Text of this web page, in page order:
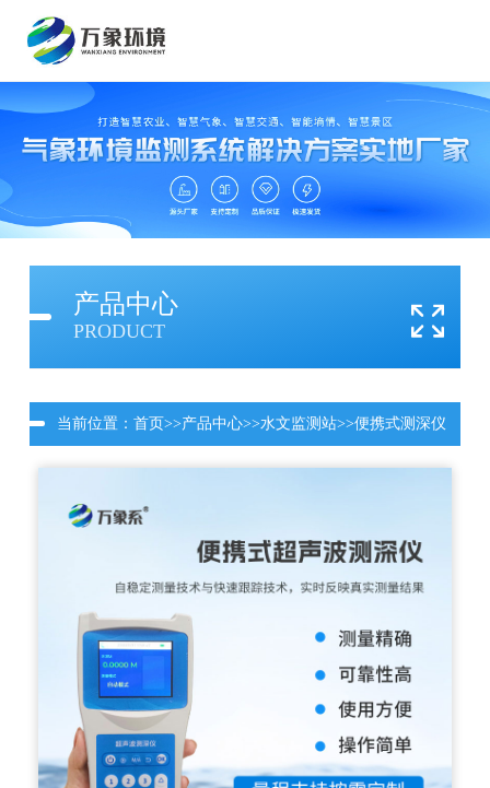
产品中心
PRODUCT
当前位置： 首页>>产品中心>>水文监测站>>便携式测深仪